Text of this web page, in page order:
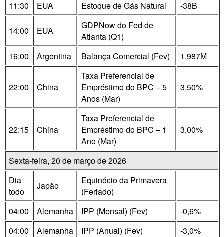
11:30 EUA Estoque de Gás Natural -38B
14:00 EUA
GDPNow do Fed de
Atlanta (Q1)
16:00
Argentina Balança Comercial (Fev) 1.987M
22:00 China
Taxa Preferencial de
Empréstimo do BPC – 5
Anos (Mar)
3,50%
22:15 China
Taxa Preferencial de
Empréstimo do BPC – 1
Ano (Mar)
3,00%
Sexta-feira, 20 de março de 2026
Dia
todo
Japão
Equinócio da Primavera
(Feriado)
04:00
Alemanha IPP (Mensal) (Fev)
-0,6%
04:00
Alemanha IPP (Anual) (Fev) -3,0%